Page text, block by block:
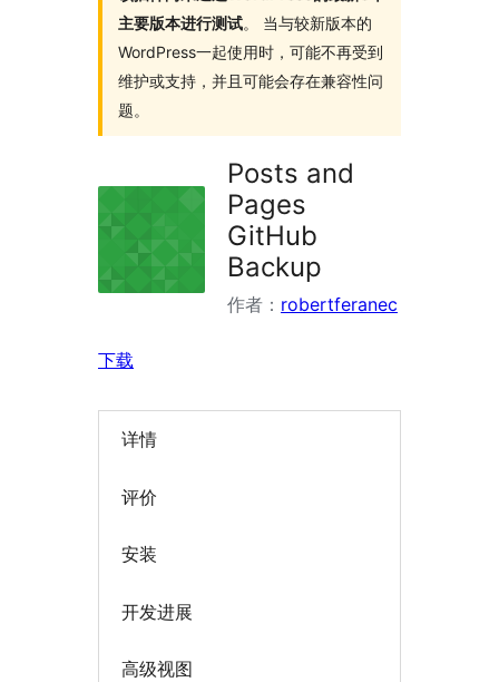
主要版本进行测试。 当与较新版本的
WordPress一起使用时，可能不再受到
维护或支持，并且可能会存在兼容性问
题。
Posts and
Pages
GitHub
Backup
作者： robertferanec
下载
详情
评价
安装
开发进展
高级视图